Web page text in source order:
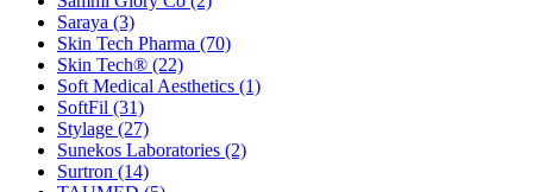
Saraya (3)
Skin Tech Pharma (70)
Skin Tech® (22)
Soft Medical Aesthetics (1)
SoftFil (31)
Stylage (27)
Sunekos Laboratories (2)
Surtron (14)